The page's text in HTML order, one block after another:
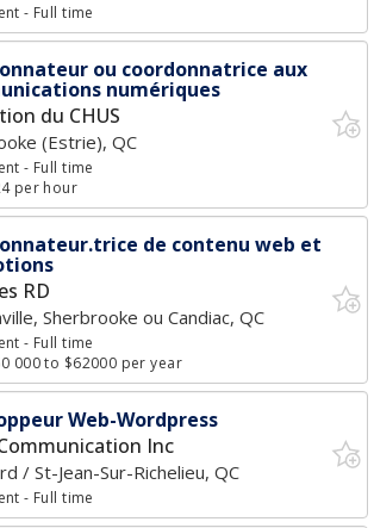
- Full time
ou coordonnatrice aux
numériques
du CHUS
(Estrie), QC
- Full time
per hour
de contenu web et
RD
Sherbrooke ou Candiac, QC
- Full time
000 to $62000 per year
Web-Wordpress
Inc
/ St-Jean-Sur-Richelieu, QC
- Full time